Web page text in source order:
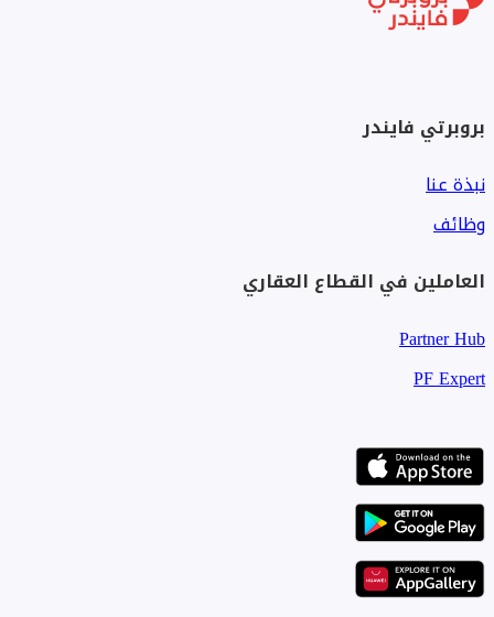
بروبرتي فايندر
نبذة عنا
وظائف
العاملين في القطاع العقاري
Partner Hub
PF Expert